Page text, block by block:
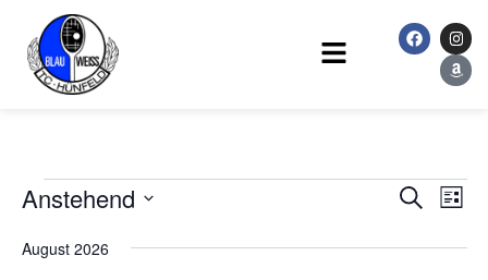
Inhalt
springen
Main
F
a
c
I
n
s
t
a
A
m
a
z
o
Veranstaltungen SucheListe
Anstehend
wählen.
August 2026